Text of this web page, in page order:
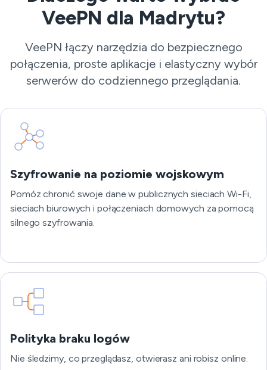
VeePN dla Madrytu?
VeePN łączy narzędzia do bezpiecznego
połączenia, proste aplikacje i elastyczny wybór
serwerów do codziennego przeglądania.
Szyfrowanie na poziomie wojskowym
Pomóż chronić swoje dane w publicznych sieciach Wi-Fi,
sieciach biurowych i połączeniach domowych za pomocą
silnego szyfrowania.
Polityka braku logów
Nie śledzimy, co przeglądasz, otwierasz ani robisz online.